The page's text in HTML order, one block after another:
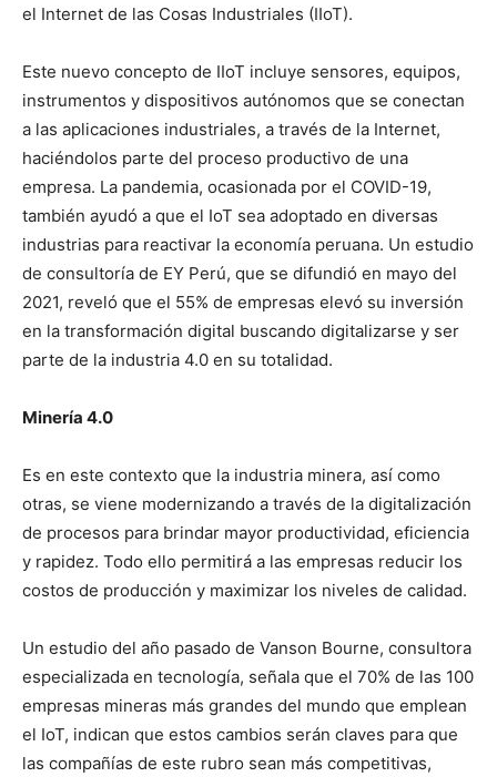
el Internet de las Cosas Industriales (IIoT).
Este nuevo concepto de IIoT incluye sensores, equipos,
instrumentos y dispositivos autónomos que se conectan
a las aplicaciones industriales, a través de la Internet,
haciéndolos parte del proceso productivo de una
empresa. La pandemia, ocasionada por el COVID-19,
también ayudó a que el IoT sea adoptado en diversas
industrias para reactivar la economía peruana. Un estudio
de consultoría de EY Perú, que se difundió en mayo del
2021, reveló que el 55% de empresas elevó su inversión
en la transformación digital buscando digitalizarse y ser
parte de la industria 4.0 en su totalidad.
Minería 4.0
Es en este contexto que la industria minera, así como
otras, se viene modernizando a través de la digitalización
de procesos para brindar mayor productividad, eficiencia
y rapidez. Todo ello permitirá a las empresas reducir los
costos de producción y maximizar los niveles de calidad.
Un estudio del año pasado de Vanson Bourne, consultora
especializada en tecnología, señala que el 70% de las 100
empresas mineras más grandes del mundo que emplean
el IoT, indican que estos cambios serán claves para que
las compañías de este rubro sean más competitivas,